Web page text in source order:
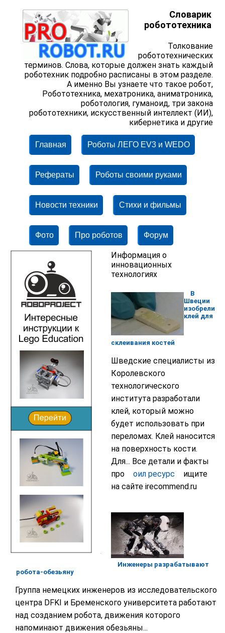
Словарик
робототехника
Толкование
робототехнических
терминов. Слова, которые должен знать каждый
роботехник подробно расписаны в этом разделе.
А именно Вы узнаете что такое робот,
Робототехника, мехатроника, аниматроника,
роботология, гуманоид, три закона
робототехники, искусственный интеллект (ИИ),
кибернетика и другие
Главная Роботы ЛЕГО EV3 и WEDO
Рефераты Роботы своими руками
Новости техники Стихи и фильмы
Фото Про роботов Форум
Информация о
инновационных
технологиях
В
Швеции
изобрели
клей для
склеивания костей
Шведские специалисты из
Королевского
технологического
института разработали
клей, который можно
будет использовать при
переломах. Клей наносится
на поверхность кости.
Для... Все детали и факты
про
оил ресурс
ищите
на сайте irecommend.ru
Инженеры разрабатывают
робота-обезьяну
Группа немецких инженеров из исследовательского
центра DFKI и Бременского университета работают
над созданием робота, движения которого
напоминают движения обезьяны...